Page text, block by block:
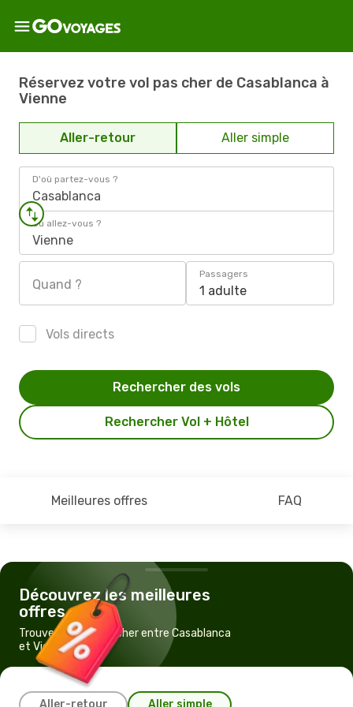
Réservez votre vol pas cher de Casablanca à
Vienne
Aller-retour Aller simple
D'où partez-vous ?
Casablanca
Où allez-vous ?
Vienne
Quand ?
Passagers
1 adulte
Vols directs
Rechercher Vol + Hôtel
Rechercher des vols
Meilleures offres FAQ
Découvrez les meilleures
offres
Trouvez un vol pas cher entre Casablanca
et Vienne
Aller-retour Aller simple